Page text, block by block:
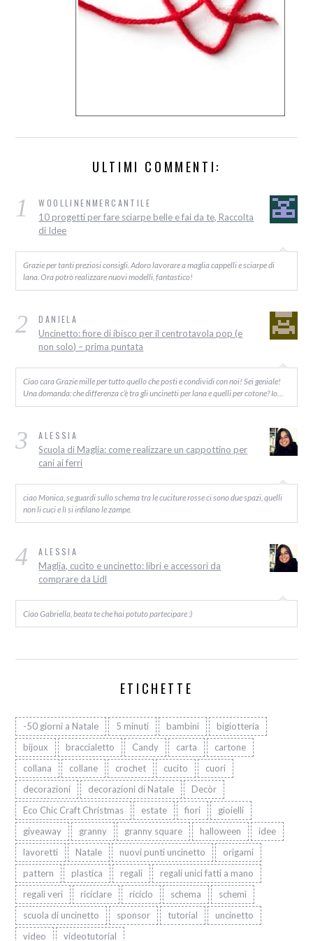
ULTIMI COMMENTI:
1 WOOLLINENMERCANTILE
10 progetti per fare sciarpe belle e fai da te, Raccolta
di Idee
Grazie per tanti preziosi consigli. Adoro lavorare a maglia cappelli e sciarpe di
lana. Ora potrò realizzare nuovi modelli, fantastico!
2 DANIELA
Uncinetto: fiore di ibisco per il centrotavola pop (e
non solo) – prima puntata
Ciao cara Grazie mille per tutto quello che posti e condividi con noi! Sei geniale!
Una domanda: che differenza c’è tra gli uncinetti per lana e quelli per cotone? Io…
3 ALESSIA
Scuola di Maglia: come realizzare un cappottino per
cani ai ferri
ciao Monica, se guardi sullo schema tra le cuciture rosse ci sono due spazi, quelli
non li cuci e lì si infilano le zampe.
4 ALESSIA
Maglia, cucito e uncinetto: libri e accessori da
comprare da Lidl
Ciao Gabriella, beata te che hai potuto partecipare :)
ETICHETTE
-50 giorni a Natale 5 minuti bambini
bigiotteria
bijoux
braccialetto Candy carta
cartone
collana
collane crochet cucito
cuori
decorazioni
decorazioni di Natale
Decòr
Eco Chic Craft Christmas
estate fiori
gioielli
giveaway
granny granny square halloween
idee
lavoretti
Natale nuovi punti uncinetto
origami
pattern
plastica regali
regali unici fatti a mano
regali veri
riciclare riciclo schema
schemi
scuola di uncinetto
sponsor tutorial
uncinetto
video
videotutorial